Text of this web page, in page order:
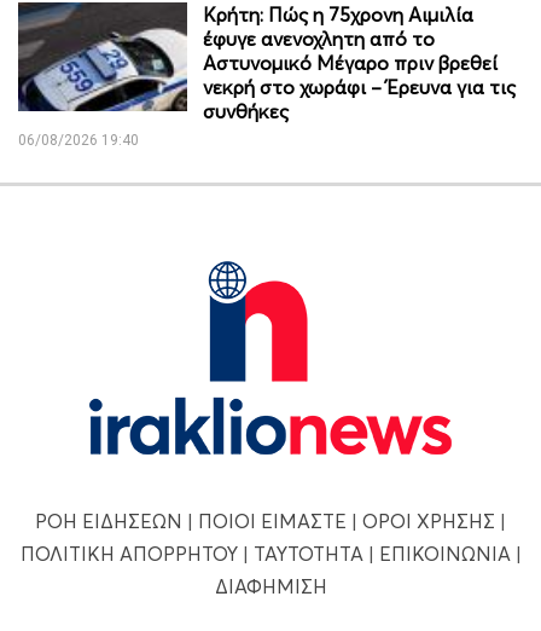
Κρήτη: Πώς η 75χρονη Αιμιλία
έφυγε ανενοχλητη από το
Αστυνομικό Μέγαρο πριν βρεθεί
νεκρή στο χωράφι – Έρευνα για τις
συνθήκες
06/08/2026 19:40
ΡΟΗ ΕΙΔΗΣΕΩΝ | ΠΟΙΟΙ ΕΙΜΑΣΤΕ | ΟΡΟΙ ΧΡΗΣΗΣ |
ΠΟΛΙΤΙΚΗ ΑΠΟΡΡΗΤΟΥ| ΤΑΥΤΟΤΗΤΑ | ΕΠΙΚΟΙΝΩΝΙΑ |
ΔΙΑΦΗΜΙΣΗ